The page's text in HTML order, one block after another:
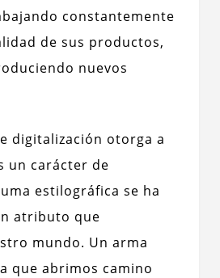
constantemente
de sus productos,
nuevos
digitalización otorga a
un carácter de
estilográfica se ha
atributo que
mundo. Un arma
que abrimos camino